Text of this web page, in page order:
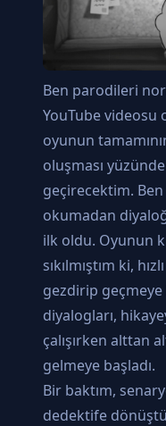
Ben parodileri
YouTube videosu
oyunun
oluşması
geçirecektim.
okumadan
ilk oldu. Oyunun
sıkılmıştım ki,
gezdirip geçmeye
diyalogları,
çalışırken alttan
gelmeye başladı.
Bir baktım,
dedektife